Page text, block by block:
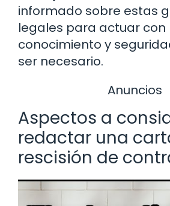
informado sobre estas
legales para actuar con
conocimiento y
ser necesario.
Anuncios
Aspectos a
redactar una
rescisión de